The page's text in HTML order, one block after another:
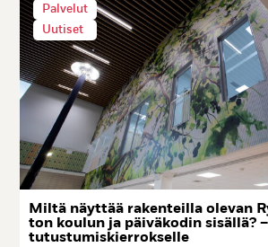
Palvelut
Uutiset
Mil­tä näyt­tää ra­ken­teil­la ole­van
ton kou­lun ja päi­vä­ko­din si­säl­lä?
tu­tus­tu­mis­kier­rok­sel­le